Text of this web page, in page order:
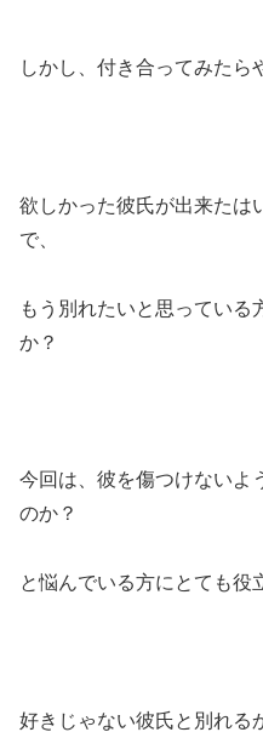
しかし、付き合ってみたら
欲しかった彼氏が出来たは
で、
もう別れたいと思っている
か？
今回は、彼を傷つけないよ
のか？
と悩んでいる方にとても役
好きじゃない彼氏と別れる